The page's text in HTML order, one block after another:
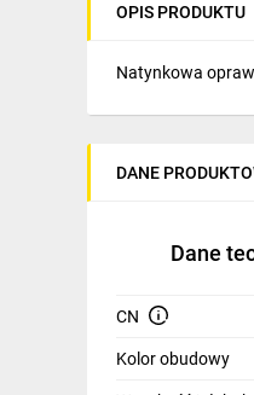
Napędy elektryczne
Pneumatyka
Dom i ogród
Odzież ochronna i BHP
Inne
OPIS PRODUKTU
Natynkowa
DANE
Dane
CN
Kolor obudowy